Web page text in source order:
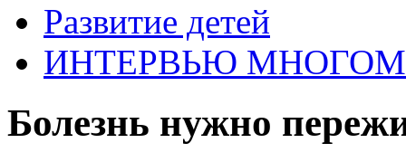
Развитие детей
ИНТЕРВЬЮ
Болезнь нужно